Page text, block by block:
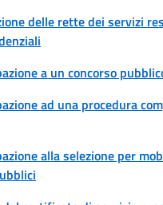
delle rette dei servizi
a un concorso
ad una procedura
alla selezione per